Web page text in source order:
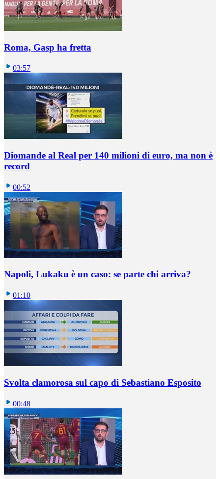
Roma, Gasp ha fretta
03:57
Diomande al Real per 140 milioni di euro, ma non è
record
00:52
Napoli, Lukaku è un caso: se parte chi arriva?
01:10
Svolta clamorosa sul capo di Sebastiano Esposito
00:48